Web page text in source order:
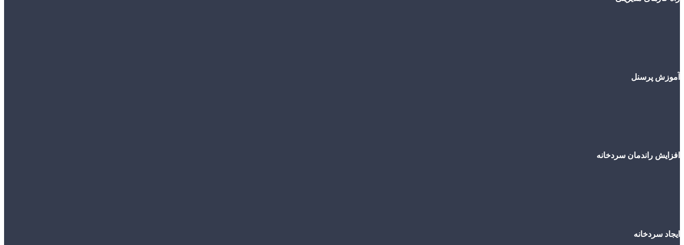
آموزش پرسنل
افزایش راندمان سردخانه
ایجاد سردخانه